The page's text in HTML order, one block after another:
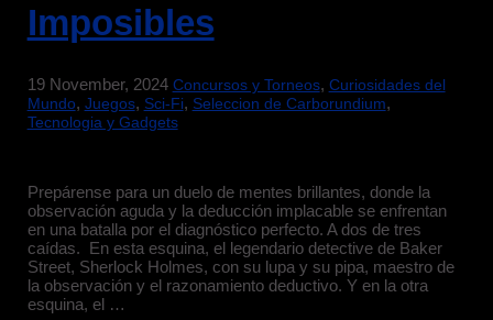
Imposibles
19 November, 2024 Concursos y Torneos, Curiosidades del
Mundo, Juegos, Sci-Fi, Seleccion de Carborundium,
Tecnologia y Gadgets
Prepárense para un duelo de mentes brillantes, donde la
observación aguda y la deducción implacable se enfrentan
en una batalla por el diagnóstico perfecto. A dos de tres
caídas. En esta esquina, el legendario detective de Baker
Street, Sherlock Holmes, con su lupa y su pipa, maestro de
la observación y el razonamiento deductivo. Y en la otra
esquina, el …